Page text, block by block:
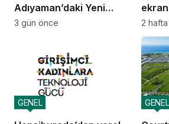
Adıyaman’daki Yeni
Kamp’üs’te yılda 2.000
3 gün önce 2
GENEL GENEL